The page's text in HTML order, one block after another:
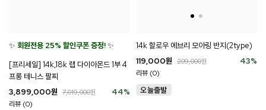
✨ 회원전용 25% 할인쿠폰 증정!✨
[프리세일] 14k,18k 랩 다이아몬드 1부 4
프롱 테니스 팔찌
44%
3,899,000원 7,019,000원
리뷰 (0)
14k 할로우 에브리 모아링 반지(2type)
43%
119,000원 209,000원
리뷰 (0)